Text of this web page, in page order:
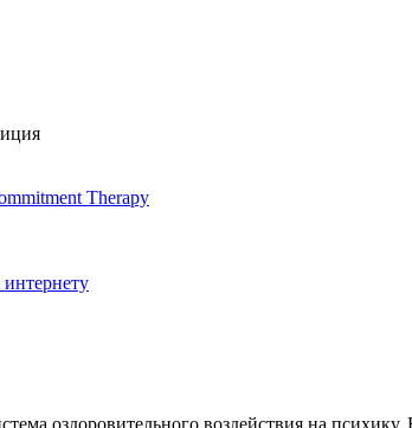
Therapy
оздоровительного воздействия на